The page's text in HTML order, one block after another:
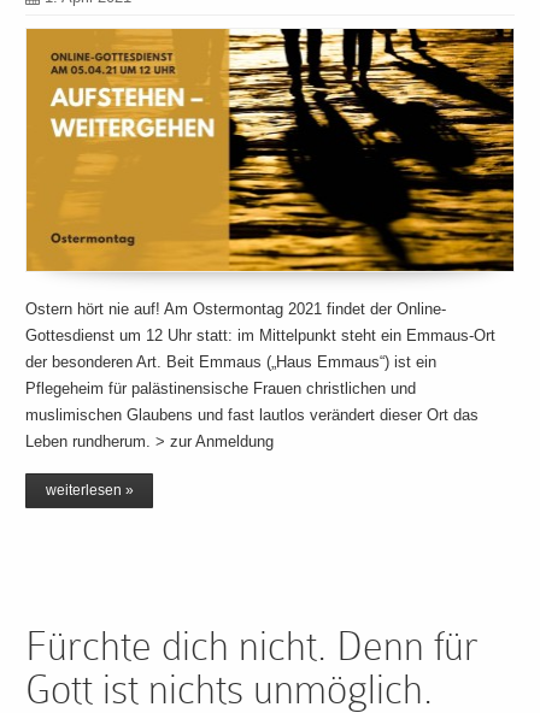
Ostern hört nie auf! Am Ostermontag 2021 findet der Online-
Gottesdienst um 12 Uhr statt: im Mittelpunkt steht ein Emmaus-Ort
der besonderen Art. Beit Emmaus („Haus Emmaus“) ist ein
Pflegeheim für palästinensische Frauen christlichen und
muslimischen Glaubens und fast lautlos verändert dieser Ort das
Leben rundherum. > zur Anmeldung
weiterlesen »
Fürchte dich nicht. Denn für
Gott ist nichts unmöglich.